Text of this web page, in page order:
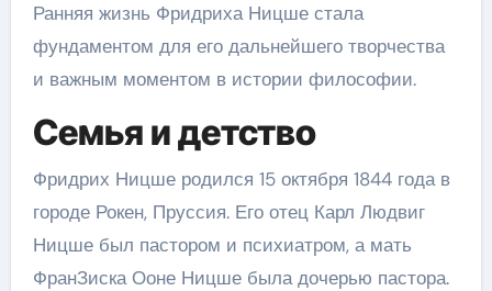
Ранняя жизнь Фридриха Ницше стала
фундаментом для его дальнейшего творчества
и важным моментом в истории философии.
Семья и детство
Фридрих Ницше родился 15 октября 1844 года в
городе Рокен, Пруссия. Его отец Карл Людвиг
Ницше был пастором и психиатром, а мать
ФранЗиска Ооне Ницше была дочерью пастора.